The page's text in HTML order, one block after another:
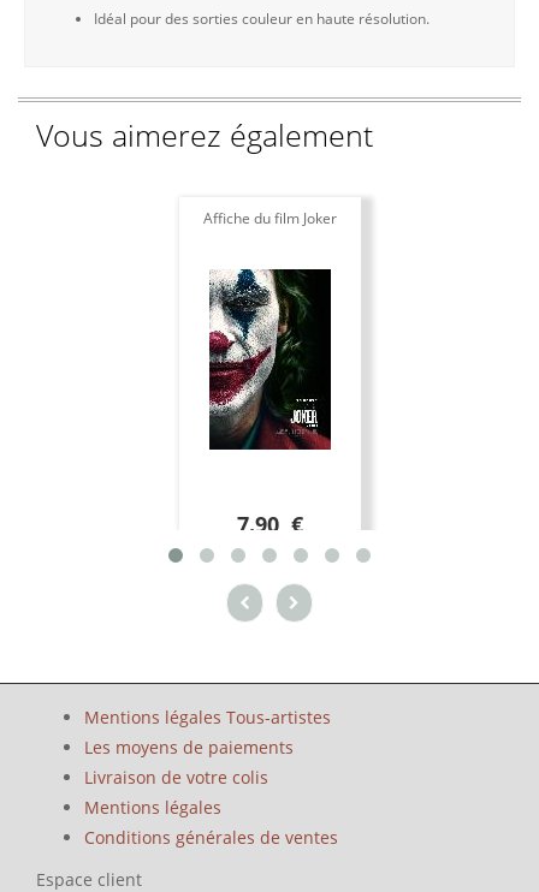
Idéal pour des sorties couleur en haute résolution.
Vous aimerez également
Affiche du film Joker
7.90 €
Mentions légales Tous-artistes
Les moyens de paiements
Livraison de votre colis
Mentions légales
Conditions générales de ventes
Espace client